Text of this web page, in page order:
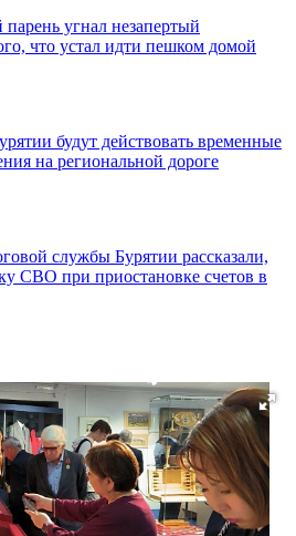
угнал незапертый
что устал идти пешком домой
будут действовать временные
на региональной дороге
службы Бурятии рассказали,
СВО при приостановке счетов в